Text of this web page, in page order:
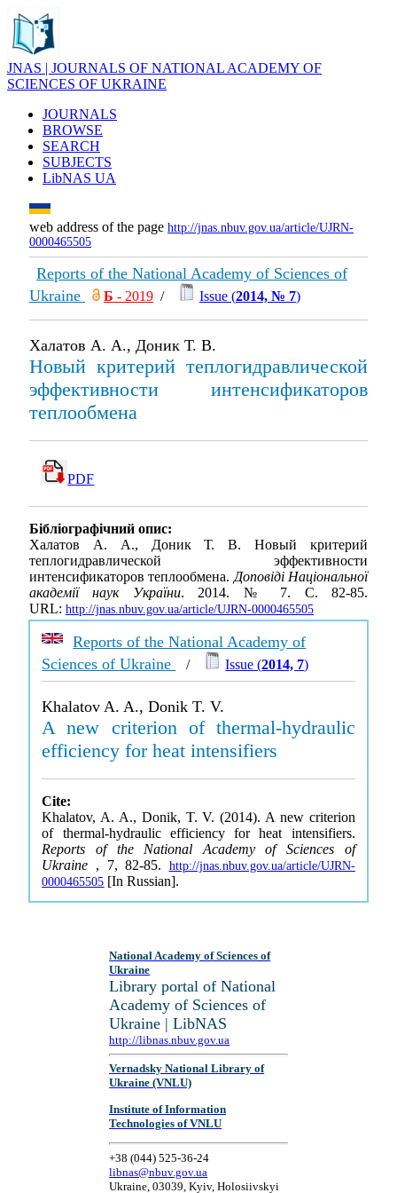
JNAS | JOURNALS OF NATIONAL ACADEMY OF
SCIENCES OF UKRAINE
JOURNALS
BROWSE
SEARCH
SUBJECTS
LibNAS UA
web address of the page http://jnas.nbuv.gov.ua/article/UJRN-
0000465505
Reports of the National Academy of Sciences of
Ukraine
Б - 2019 / Issue (2014, № 7)
Халатов А. А., Доник Т. В.
Новый критерий теплогидравлической
эффективности интенсификаторов
теплообмена
PDF
Бібліографічний опис:
Халатов А. А., Доник Т. В. Новый критерий
теплогидравлической эффективности
интенсификаторов теплообмена.Доповіді Національної
академії наук України. 2014. № 7. С. 82-85.
URL: http://jnas.nbuv.gov.ua/article/UJRN-0000465505
Reports of the National Academy of
Sciences of Ukraine
/ Issue (2014, 7)
Khalatov A. A., Donik T. V.
A new criterion of thermal-hydraulic
efficiency for heat intensifiers
Cite:
Khalatov, A. A., Donik, T. V. (2014). A new criterion
of thermal-hydraulic efficiency for heat intensifiers.
Reports of the National Academy of Sciences of
Ukraine , 7, 82-85. http://jnas.nbuv.gov.ua/article/UJRN-
0000465505 [In Russian].
National Academy of Sciences of
Ukraine
Library portal of National
Academy of Sciences of
Ukraine | LibNAS
http://libnas.nbuv.gov.ua
Vernadsky National Library of
Ukraine (VNLU)
Institute of Information
Technologies of VNLU
+38 (044) 525-36-24
libnas@nbuv.gov.ua
Ukraine, 03039, Kyiv, Holosiivskyi